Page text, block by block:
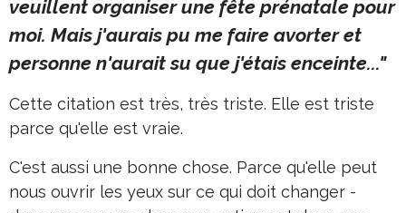
veuillent organiser une fête prénatale pour
moi. Mais j'aurais pu me faire avorter et
personne n'aurait su que j'étais enceinte..."
Cette citation est très, très triste. Elle est triste
parce qu'elle est vraie.
C'est aussi une bonne chose. Parce qu'elle peut
nous ouvrir les yeux sur ce qui doit changer -